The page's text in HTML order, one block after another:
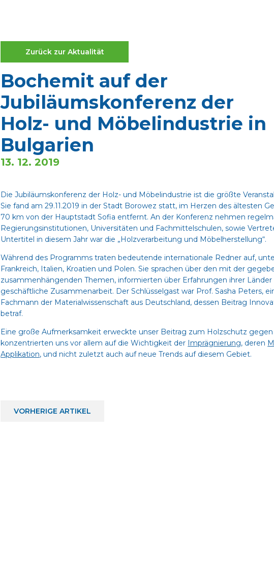
Zurück zur Aktualität
Bochemit auf der
Jubiläumskonferenz der
Holz- und Möbelindustrie in
Bulgarien
13. 12. 2019
Die Jubiläumskonferenz der Holz- und Möbelindustrie ist die größte
Sie fand am 29.11.2019 in der Stadt Borowez statt, im Herzen des ältesten
70 km von der Hauptstadt Sofia entfernt. An der Konferenz nehmen
Regierungsinstitutionen, Universitäten und Fachmittelschulen, sowie
Untertitel in diesem Jahr war die „Holzverarbeitung und Möbelherstellung“.
Während des Programms traten bedeutende internationale Redner auf,
Frankreich, Italien, Kroatien und Polen. Sie sprachen über den mit der
zusammenhängenden Themen, informierten über Erfahrungen ihrer
geschäftliche Zusammenarbeit. Der Schlüsselgast war Prof. Sasha Peters,
Fachmann der Materialwissenschaft aus Deutschland, dessen Beitrag
betraf.
Eine große Aufmerksamkeit erweckte unser Beitrag zum Holzschutz
konzentrierten uns vor allem auf die Wichtigkeit der Imprägnierung, deren
Applikation, und nicht zuletzt auch auf neue Trends auf diesem Gebiet.
VORHERIGEARTIKEL